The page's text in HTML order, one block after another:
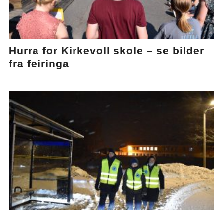
Hurra for Kirkevoll skole – se bilder
fra feiringa